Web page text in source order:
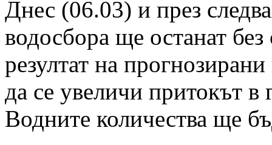
Днес (06.03) и през
водосбора ще останат
резултат на
да се увеличи притокът в
Водните количества ще